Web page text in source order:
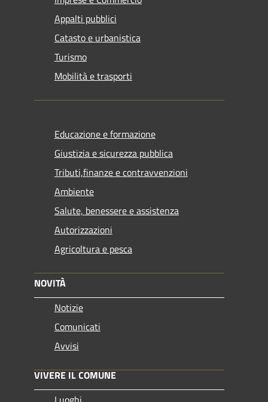
Appalti pubblici
Catasto e urbanistica
Turismo
Mobilità e trasporti
Educazione e formazione
Giustizia e sicurezza pubblica
Tributi,finanze e contravvenzioni
Ambiente
Salute, benessere e assistenza
Autorizzazioni
Agricoltura e pesca
NOVITÀ
Notizie
Comunicati
Avvisi
VIVERE IL COMUNE